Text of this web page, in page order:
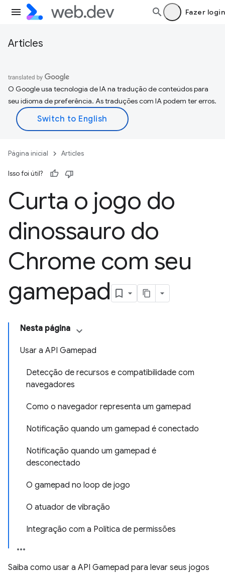
Fazer login
Articles
O Google usa tecnologia de IA na tradução de conteúdos para
seu idioma de preferência. As traduções com IA podem ter erros.
Página inicial Articles
Isso foi útil?
Curta o jogo do
dinossauro do
Chrome com seu
gamepad
Nesta página
Usar a API Gamepad
Detecção de recursos e compatibilidade com
navegadores
Como o navegador representa um gamepad
Notificação quando um gamepad é conectado
Notificação quando um gamepad é
desconectado
O gamepad no loop de jogo
O atuador de vibração
Integração com a Política de permissões
Saiba como usar a API Gamepad para levar seus jogos